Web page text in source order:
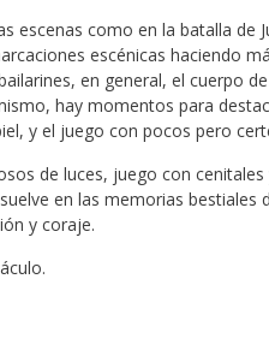
escenas como en la batalla de
escénicas haciendo
en general, el cuerpo
hay momentos para
y el juego con pocos pero
de luces, juego con
en las memorias bestiales
y coraje.